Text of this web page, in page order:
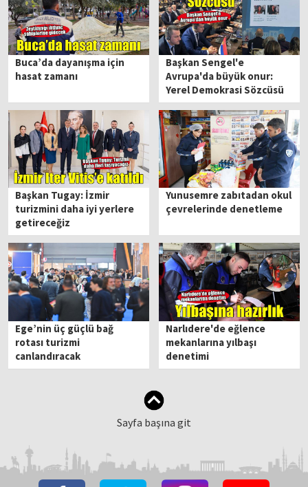
Buca’da dayanışma için
hasat zamanı
Başkan Sengel'e
Avrupa'da büyük onur:
Yerel Demokrasi Sözcüsü
seçildi
Başkan Tugay: İzmir
turizmini daha iyi yerlere
getireceğiz
Yunusemre zabıtadan okul
çevrelerinde denetleme
Ege’nin üç güçlü bağ
rotası turizmi
canlandıracak
Narlıdere'de eğlence
mekanlarına yılbaşı
denetimi
Sayfa başına git